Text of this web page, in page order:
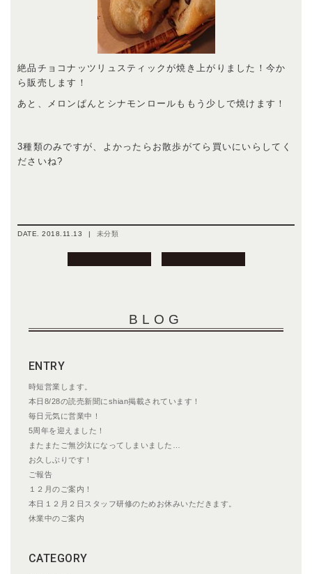
絶品チョコナッツリュスティックが焼き上がりました！今か
ら販売します！
あと、メロンぱんとシナモンロールももう少しで焼けます！
3種類のみですが、よかったらお散歩がてら買いにいらしてく
ださいね?
DATE.2018.11.13 | 未分類
BLOG
ENTRY
時短営業します。
本日8/28の読売新聞にshian掲載されています！
毎日元気に営業中！
5周年を迎えました！
またまたご無沙汰になってしまいました…
お久しぶりです！
ご報告
１２月のご案内！
本日１２月２日スタッフ研修のためお休みいただきます。
休業中のご案内
CATEGORY